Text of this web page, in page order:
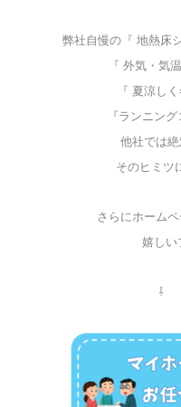
弊社自慢の『 地熱床
『 外気・気
『 夏涼し
『ランニン
他社では
そのヒミツ
さらにホームペ
嬉しい